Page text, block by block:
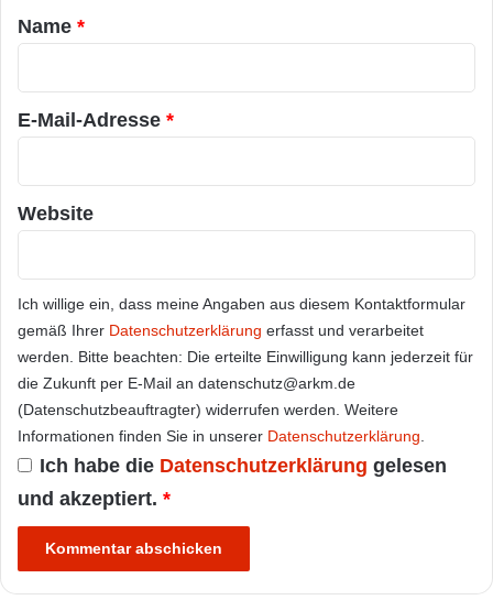
a
r
*
Name *
E-Mail-Adresse *
Website
Ich willige ein, dass meine Angaben aus diesem Kontaktformular
gemäß Ihrer Datenschutzerklärung erfasst und verarbeitet
werden. Bitte beachten: Die erteilte Einwilligung kann jederzeit für
die Zukunft per E-Mail an datenschutz@arkm.de
(Datenschutzbeauftragter) widerrufen werden. Weitere
Informationen finden Sie in unserer Datenschutzerklärung.
Ich habe die Datenschutzerklärung gelesen
und akzeptiert. *